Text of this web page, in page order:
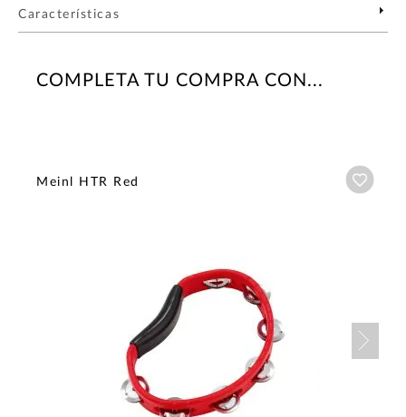
Características
COMPLETA TU COMPRA CON...
Meinl HTR Red